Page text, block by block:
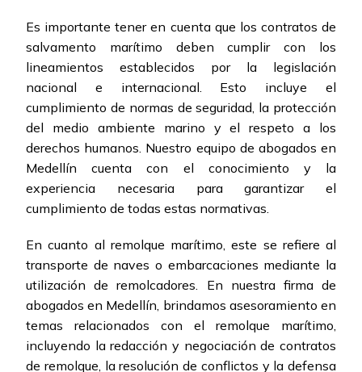
Es importante tener en cuenta que los contratos de
salvamento marítimo deben cumplir con los
lineamientos establecidos por la legislación
nacional e internacional. Esto incluye el
cumplimiento de normas de seguridad, la protección
del medio ambiente marino y el respeto a los
derechos humanos. Nuestro equipo de abogados en
Medellín cuenta con el conocimiento y la
experiencia necesaria para garantizar el
cumplimiento de todas estas normativas.
En cuanto al remolque marítimo, este se refiere al
transporte de naves o embarcaciones mediante la
utilización de remolcadores. En nuestra firma de
abogados en Medellín, brindamos asesoramiento en
temas relacionados con el remolque marítimo,
incluyendo la redacción y negociación de contratos
de remolque, la resolución de conflictos y la defensa